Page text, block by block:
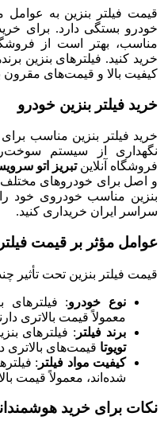
قیمت فیلتر بنزین به عوامل
خودرو بستگی دارد. برای
مناسب، بهتر است از
خرید کنید. فیلترهای بنزین
کیفیت بالا و قیمت‌های مقرون
خرید فیلتر بنزین خودرو
خرید فیلتر بنزین مناسب
نگهداری از سیستم
فروشگاه آنلاینتبریز اتو
و اصل برای خودروهای
بنزین مناسب خودروی خود
سراسر ایران خریداری کنید.
عوامل مؤثر بر قیمت
قیمت فیلتر بنزین تحت تأثیر
نوع خودرو: فیلترهای
معمولاً قیمت بالاتری
برند فیلتر : فیلترهای
تویوتا قیمت‌های بالاتری
کیفیت مواد فیلتر :
شده‌اند، معمولاً قیمت
نکات برای خرید